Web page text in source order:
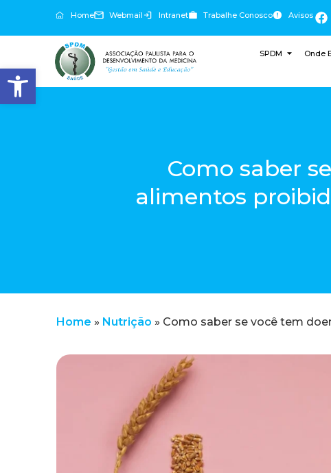
Abrir a barra de ferramentas
Home Webmail Intranet Trabalhe Conosco Avisos
SPDM Onde
Como saber
alimentos
Home » Nutrição » Como saber se você tem